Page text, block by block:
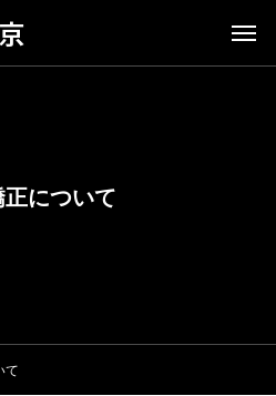
について
て